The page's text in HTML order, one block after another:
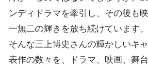
ンディドラマを牽引し、その後も
一無二の輝きを放ち続けています。
そんな三上博史さんの輝かしいキ
表作の数々を、ドラマ、映画、舞